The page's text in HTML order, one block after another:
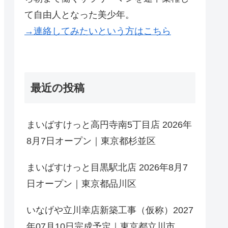
て自由人となった美少年。
→連絡してみたいという方はこちら
最近の投稿
まいばすけっと高円寺南5丁目店 2026年
8月7日オープン｜東京都杉並区
まいばすけっと目黒駅北店 2026年8月7
日オープン｜東京都品川区
いなげや立川幸店新築工事（仮称）2027